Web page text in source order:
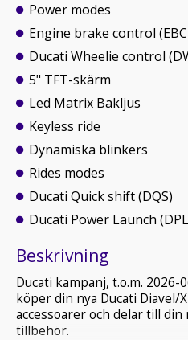
Power modes
Engine brake control (EBC
Ducati Wheelie control
5" TFT-skärm
Led Matrix Bakljus
Keyless ride
Dynamiska blinkers
Rides modes
Ducati Quick shift (DQS)
Ducati Power Launch
Beskrivning
Ducati kampanj, t.o.m. 2026-
köper din nya Ducati Diavel/
accessoarer och delar till din
tillbehör.